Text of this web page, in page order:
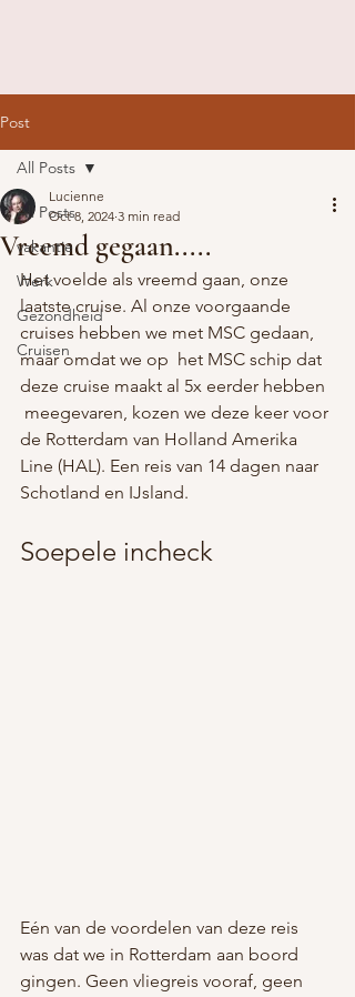
Post
All Posts
vakantie
Werk
Gezondheid
Cruisen
All Posts
Vreemd gegaan.....
Lucienne
Oct 8, 2024 3 min read
Het voelde als vreemd gaan, onze
laatste cruise. Al onze voorgaande
cruises hebben we met MSC gedaan,
maar omdat we op  het MSC schip dat
deze cruise maakt al 5x eerder hebben
meegevaren, kozen we deze keer voor
de Rotterdam van Holland Amerika
Line (HAL). Een reis van 14 dagen naar
Schotland en IJsland.
Soepele incheck
Eén van de voordelen van deze reis
was dat we in Rotterdam aan boord
gingen. Geen vliegreis vooraf, geen